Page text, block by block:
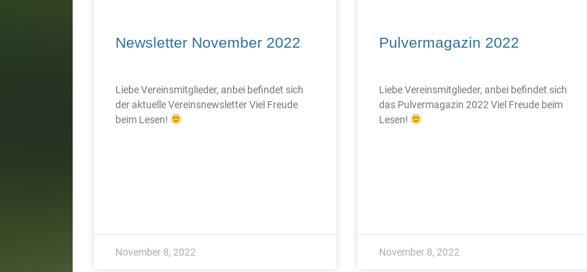
Newsletter November 2022
Liebe Vereinsmitglieder, anbei befindet sich
der aktuelle Vereinsnewsletter Viel Freude
beim Lesen!
November 8, 2022
Pulvermagazin 2022
Liebe Vereinsmitglieder, anbei befindet sich
das Pulvermagazin 2022 Viel Freude beim
Lesen!
November 8, 2022